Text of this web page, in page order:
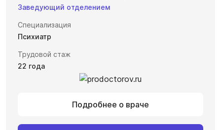
Заведующий отделением
Специализация
Психиатр
Трудовой стаж
22 года
Подробнее о враче